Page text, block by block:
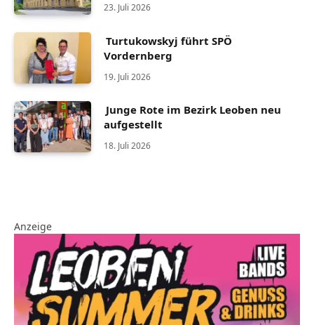
23. Juli 2026
Turtukowskyj führt SPÖ
Vordernberg
19. Juli 2026
Junge Rote im Bezirk Leoben neu
aufgestellt
18. Juli 2026
Anzeige